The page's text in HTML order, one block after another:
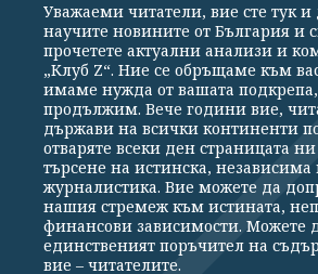
Общи условия
Политика за
Реклама
Партньори
Екип
Подкрепете
Издател на www.clubz.bg е „Клуб Зебра
Константинов" 3. Всички права запазени
Уважаеми читатели, вие сте тук и
научите новините от България и
прочетете актуални анализи и
„Клуб Z“. Ние се обръщаме към
имаме нужда от вашата
продължим. Вече години вие,
държави на всички континенти
отваряте всеки ден страницата
търсене на истинска, независима
журналистика. Вие можете да
нашия стремеж към истината,
финансови зависимости. Можете
единственият поръчител на
вие – читателите.